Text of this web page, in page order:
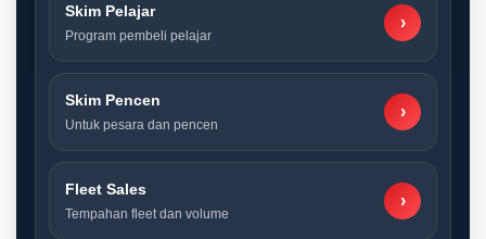
Skim Pelajar
Program pembeli pelajar
›
Skim Pencen
Untuk pesara dan pencen
›
Fleet Sales
Tempahan fleet dan volume
›